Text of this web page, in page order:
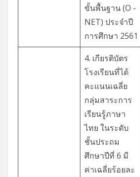
ขั้นพื้นฐาน (O -
NET) ประจำปี
การศึกษา 2561
4. เกียรติบัตร
โรงเรียนที่ได้
คะแนนเฉลี่ย
กลุ่มสาระการ
เรียนรู้ภาษา
ไทย ในระดับ
ชั้นประถม
ศึกษาปีที่ 6 มี
ค่าเฉลี่ยร้อยละ